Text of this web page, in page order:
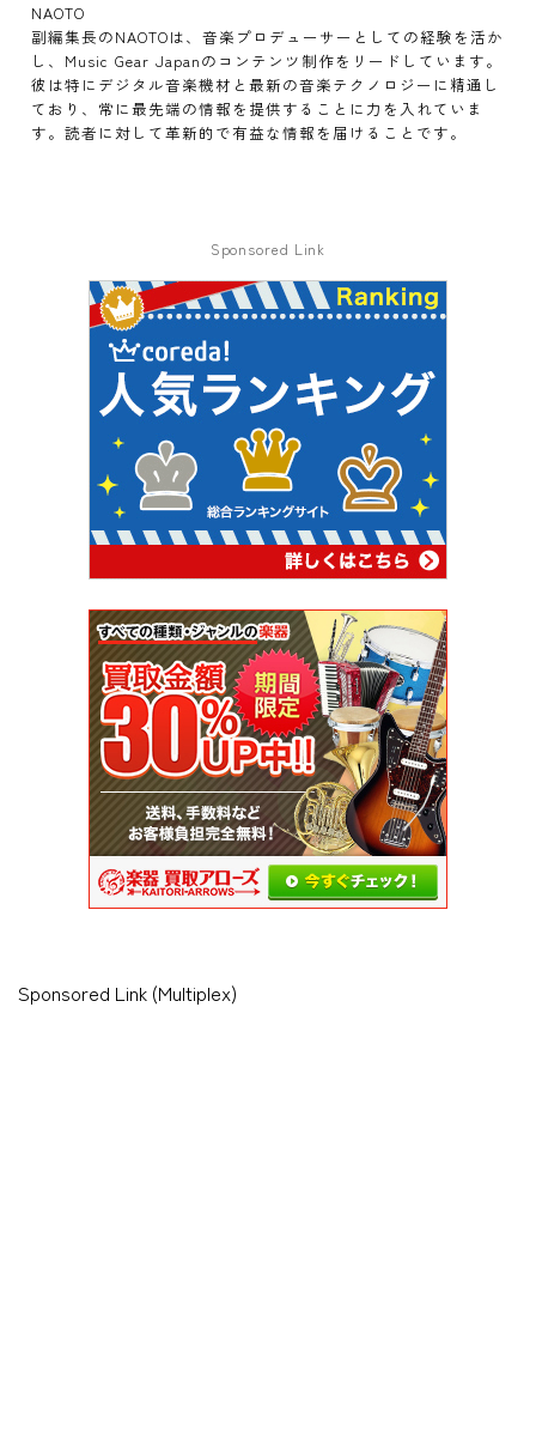
NAOTO
副編集長のNAOTOは、音楽プロデューサーとしての経験を活か
し、Music Gear Japanのコンテンツ制作をリードしています。
彼は特にデジタル音楽機材と最新の音楽テクノロジーに精通し
ており、常に最先端の情報を提供することに力を入れていま
す。読者に対して革新的で有益な情報を届けることです。
Sponsored Link
Sponsored Link (Multiplex)